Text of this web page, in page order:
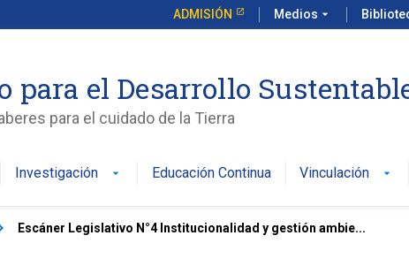
ADMISIÓN Medios arrow_drop_down
para el Desarrollo
para el cuidado de la Tierra
Investigación arrow_drop_down Educación Continua Vinculación arrow_drop_down
Escáner Legislativo N°4 Institucionalidad y gestión ambie...